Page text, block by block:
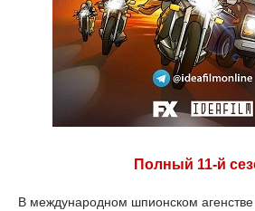
Полный 11-й
В международном шпионском